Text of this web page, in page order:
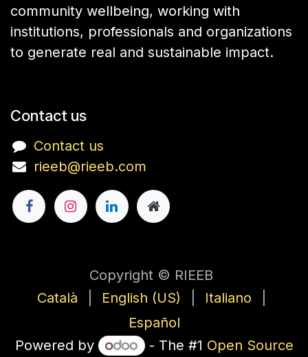
community wellbeing, working with
institutions, professionals and organizations
to generate real and sustainable impact.
Contact us
Contact us
rieeb@rieeb.com
Copyright © RIEEB
Català
English (US) Italiano
Español
Powered by
- The #1 Open Source